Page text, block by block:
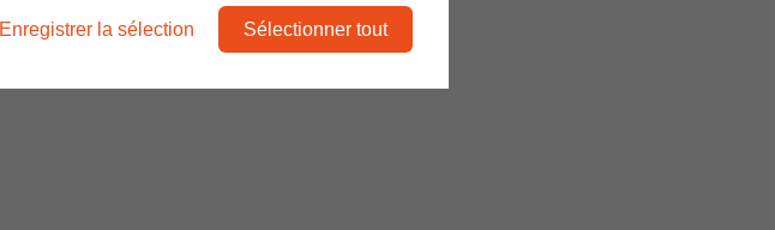
Enregistrer la sélection Sélectionner tout